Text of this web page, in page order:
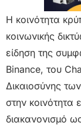
Η κοινότητα
κοινωνικής
είδηση της
Binance, του
Δικαιοσύνης
στην κοινότητα
διακανονισμό